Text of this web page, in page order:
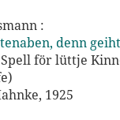
:
denn
för lüttje
1925